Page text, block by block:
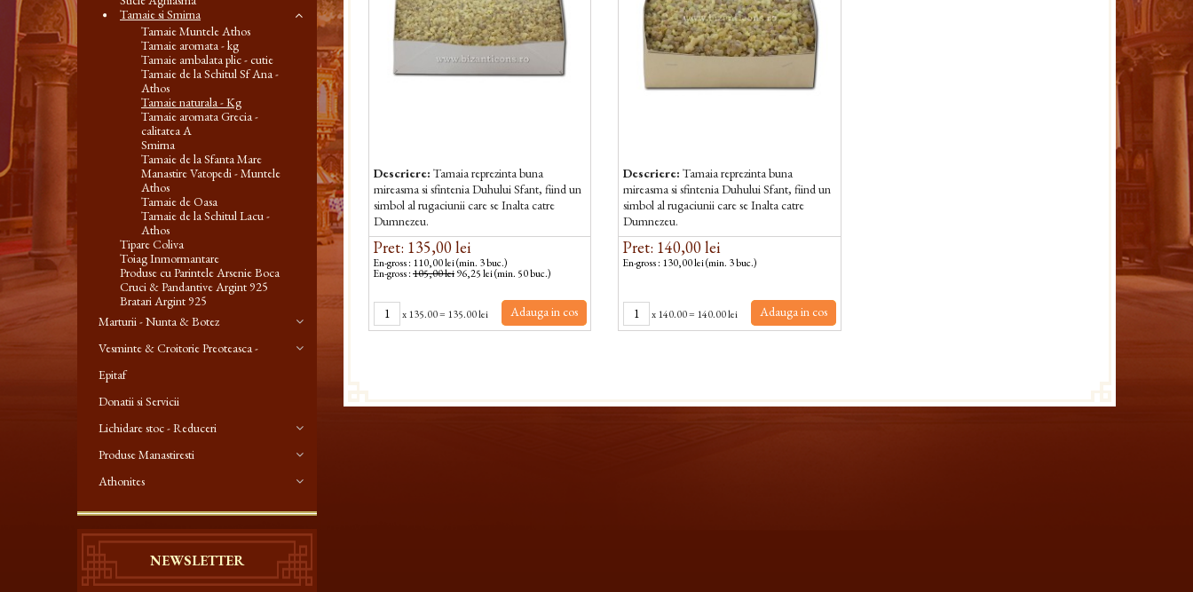
Tamaie si Smirna
Tamaie Muntele Athos
Tamaie aromata - kg
Tamaie ambalata plic - cutie
Tamaie de la Schitul Sf Ana -
Athos
Tamaie naturala - Kg
Tamaie aromata Grecia -
calitatea A
Smirna
Tamaie de la Sfanta Mare
Manastire Vatopedi - Muntele
Athos
Tamaie de Oasa
Tamaie de la Schitul Lacu -
Athos
Tipare Coliva
Toiag Inmormantare
Produse cu Parintele Arsenie Boca
Cruci & Pandantive Argint 925
Bratari Argint 925
Marturii - Nunta & Botez
Vesminte & Croitorie Preoteasca -
Epitaf
Donatii si Servicii
Lichidare stoc - Reduceri
Produse Manastiresti
Athonites
NEWSLETTER
Descriere: Tamaia reprezinta buna
mireasma si sfintenia Duhului Sfant, fiind un
simbol al rugaciunii care se Inalta catre
Dumnezeu.
Pret: 135,00 lei
En-gross : 110,00 lei (min. 3 buc.)
En-gross :105,00 lei96,25 lei (min. 50 buc.)
x135.00= 135.00 lei Adauga in cos
Descriere:Tamaia reprezinta buna
mireasma si sfintenia Duhului Sfant, fiind un
simbol al rugaciunii care se Inalta catre
Dumnezeu.
Pret: 140,00 lei
En-gross : 130,00 lei (min. 3 buc.)
x140.00= 140.00 lei Adauga in cos